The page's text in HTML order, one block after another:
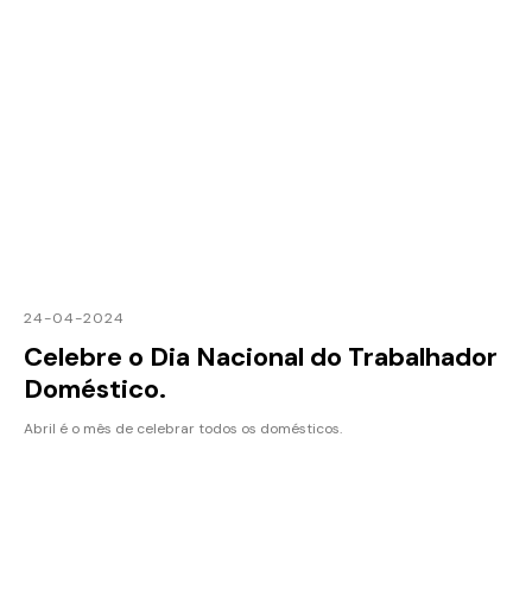
24-04-2024
Celebre o Dia Nacional do Trabalhador
Doméstico.
Abril é o mês de celebrar todos os domésticos.